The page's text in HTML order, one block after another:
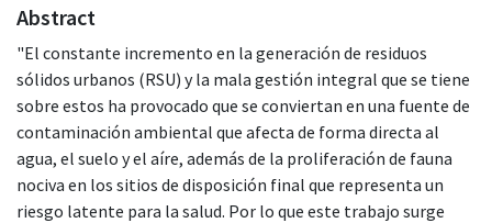
Abstract
"El constante incremento en la generación de residuos
sólidos urbanos (RSU) y la mala gestión integral que se tiene
sobre estos ha provocado que se conviertan en una fuente de
contaminación ambiental que afecta de forma directa al
agua, el suelo y el aíre, además de la proliferación de fauna
nociva en los sitios de disposición final que representa un
riesgo latente para la salud. Por lo que este trabajo surge